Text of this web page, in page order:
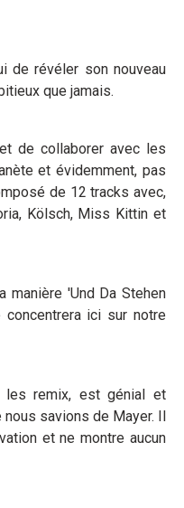
de révéler son nouveau
que jamais.
de collaborer avec les
et évidemment, pas
de 12 tracks avec,
Kölsch, Miss Kittin et
manière 'Und Da Stehen
ici sur notre
les remix, est génial et
savions de Mayer. Il
et ne montre aucun